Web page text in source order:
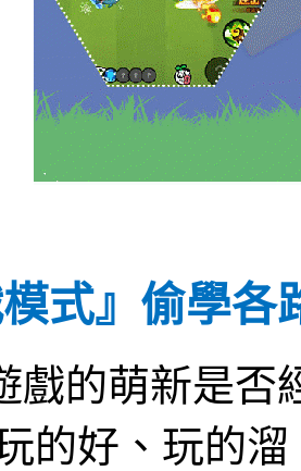
模式』偷學
戲的萌新是否
的好、玩的